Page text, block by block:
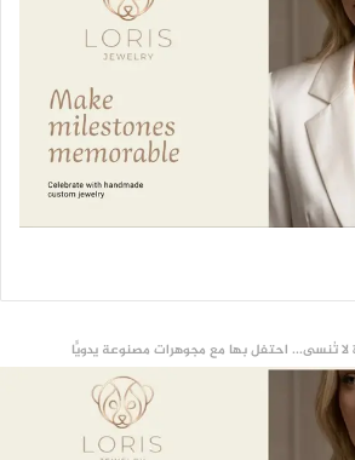
لا تُنسى... احتفل بها مع مجوهرات مصنوعة يدويًّا